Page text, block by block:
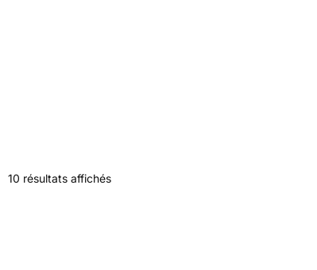
10 résultats affichés